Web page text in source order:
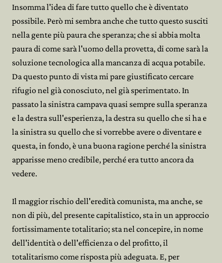
Insomma l'idea di fare tutto quello che è diventato
possibile. Però mi sembra anche che tutto questo susciti
nella gente più paura che speranza; che si abbia molta
paura di come sarà l'uomo della provetta, di come sarà la
soluzione tecnologica alla mancanza di acqua potabile.
Da questo punto di vista mi pare giustificato cercare
rifugio nel già conosciuto, nel già sperimentato. In
passato la sinistra campava quasi sempre sulla speranza
e la destra sull'esperienza, la destra su quello che si ha e
la sinistra su quello che si vorrebbe avere o diventare e
questa, in fondo, è una buona ragione perché la sinistra
apparisse meno credibile, perché era tutto ancora da
vedere.
Il maggior rischio dell'eredità comunista, ma anche, se
non di più, del presente capitalistico, sta in un approccio
fortissimamente totalitario; sta nel concepire, in nome
dell'identità o dell'efficienza o del profitto, il
totalitarismo come risposta più adeguata. E, per